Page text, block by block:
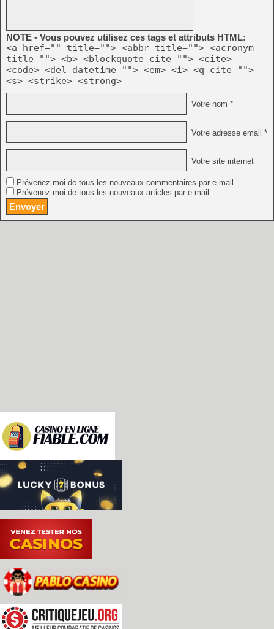
NOTE - Vous pouvez utilisez ces tags et attributs HTML:
<a href="" title=""> <abbr title=""> <acronym
title=""> <b> <blockquote cite=""> <cite>
<code> <del datetime=""> <em> <i> <q cite="">
<s> <strike> <strong>
Votre nom *
Votre adresse email *
Votre site internet
Prévenez-moi de tous les nouveaux commentaires par e-mail.
Prévenez-moi de tous les nouveaux articles par e-mail.